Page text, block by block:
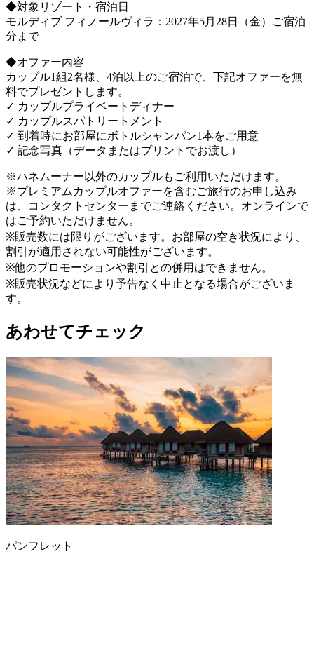
◆対象リゾート・宿泊日
モルディブ フィノールヴィラ：2027年5月28日（金）ご宿泊
分まで
◆オファー内容
カップル1組2名様、4泊以上のご宿泊で、下記オファーを無
料でプレゼントします。
✓ カップルプライベートディナー
✓ カップルスパトリートメント
✓ 到着時にお部屋にボトルシャンパン1本をご用意
✓ 記念写真（データまたはプリントでお渡し）
※ハネムーナー以外のカップルもご利用いただけます。
※プレミアムカップルオファーを含むご旅行のお申し込み
は、コンタクトセンターまでご連絡ください。オンラインで
はご予約いただけません。
※販売数には限りがございます。お部屋の空き状況により、
割引が適用されない可能性がございます。
※他のプロモーションや割引との併用はできません。
※販売状況などにより予告なく中止となる場合がございま
す。
あわせてチェック
パンフレット